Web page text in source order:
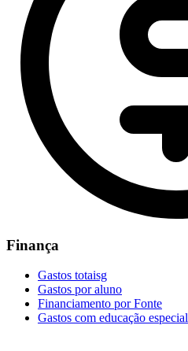
Finança
Gastos totaisg
Gastos por aluno
Financiamento por Fonte
Gastos com educação especial